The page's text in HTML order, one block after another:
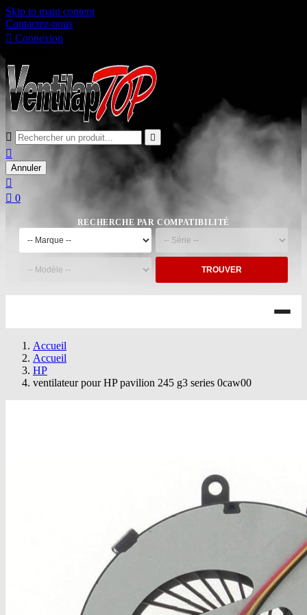
Skip to main content
Contactez-nous
 Connexion
 

Annuler

 0
RECHERCHE PAR COMPATIBILITÉ
TROUVER
Accueil
Accueil
HP
ventilateur pour HP pavilion 245 g3 series 0caw00